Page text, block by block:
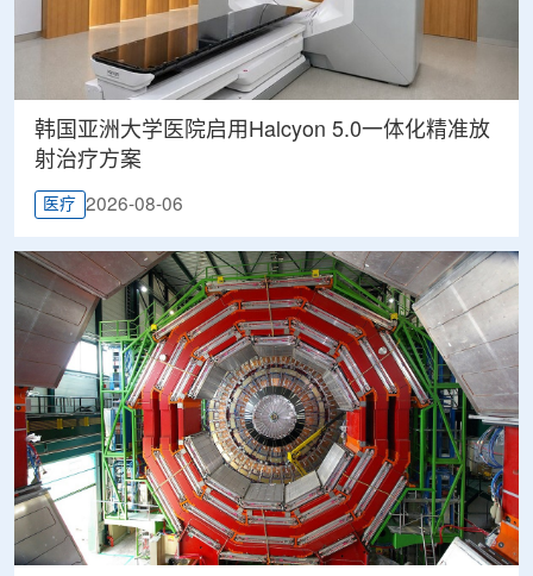
韩国亚洲大学医院启用Halcyon 5.0一体化精准放
射治疗方案
医疗 2026-08-06